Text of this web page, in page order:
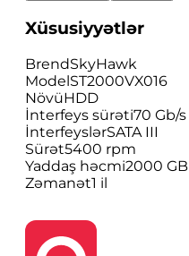
Xüsusiyyətlər
BrendSkyHawk
ModelST2000VX016
NövüHDD
İnterfeys sürəti70 Gb/s
İnterfeyslərSATA III
Sürət5400 rpm
Yaddaş həcmi2000 GB
Zəmanət1 il